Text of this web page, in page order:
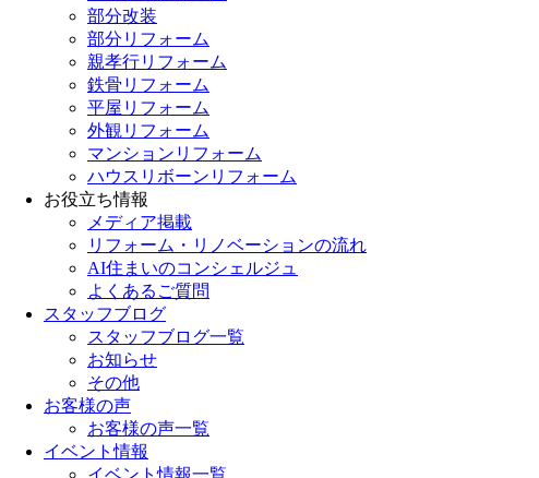
部分改装
部分リフォーム
親孝行リフォーム
鉄骨リフォーム
平屋リフォーム
外観リフォーム
マンションリフォーム
ハウスリボーンリフォーム
お役立ち情報
メディア掲載
リフォーム・リノベーションの流れ
AI住まいのコンシェルジュ
よくあるご質問
スタッフブログ
スタッフブログ一覧
お知らせ
その他
お客様の声
お客様の声一覧
イベント情報
イベント情報一覧